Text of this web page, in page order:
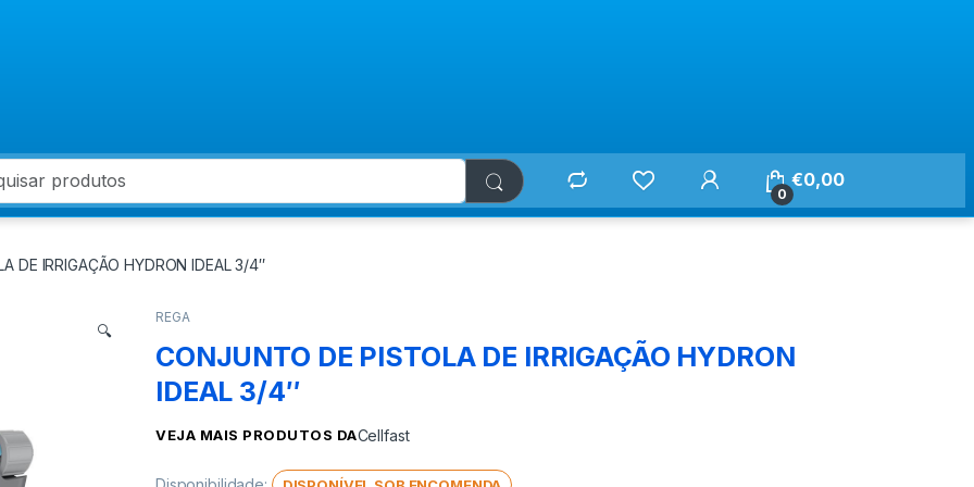
for:
0
€0,00
DE IRRIGAÇÃO HYDRON IDEAL 3/4″
🔍
REGA
CONJUNTO DE PISTOLA DE IRRIGAÇÃO HYDRON
IDEAL 3/4″
VEJA MAIS PRODUTOS DACellfast